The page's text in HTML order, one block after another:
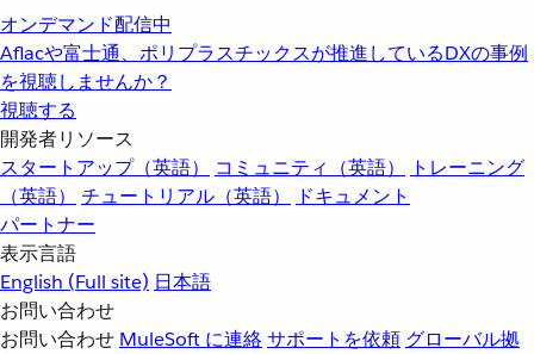
オンデマンド配信中
Aflacや富士通、ポリプラスチックスが推進しているDXの事例
を視聴しませんか？
視聴する
開発者リソース
スタートアップ（英語）
コミュニティ（英語）
トレーニング
（英語）
チュートリアル（英語）
ドキュメント
パートナー
表示言語
English (Full site) 日本語
お問い合わせ
お問い合わせ MuleSoft に連絡サポートを依頼 グローバル拠